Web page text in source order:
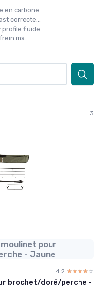
en carbone
correcte...
profile fluide
ma...
3
pour
- Jaune
4.2 ☆☆☆☆☆
★★★★★
brochet/doré/perche -